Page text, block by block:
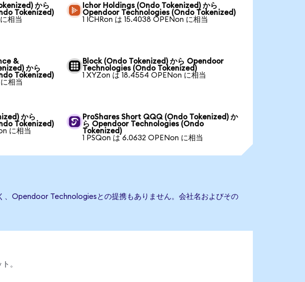
から
Tokenized)
相当
Ichor Holdings (Ondo Tokenized) から
Opendoor Technologies (Ondo Tokenized)
1 ICHRon は 15.4038 OPENon に相当
&
から
Tokenized)
相当
Block (Ondo Tokenized) から Opendoor
Technologies (Ondo Tokenized)
1 XYZon は 18.4554 OPENon に相当
から
Tokenized)
に相当
ProShares Short QQQ (Ondo Tokenized) か
ら Opendoor Technologies (Ondo
Tokenized)
1 PSQon は 6.0632 OPENon に相当
Opendoor Technologiesとの提携もありません。会社名およびその
。